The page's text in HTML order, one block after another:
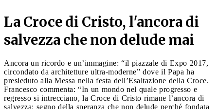
La Croce di Cristo, l'ancora di
salvezza che non delude mai
Ancora un ricordo e un’immagine: “il piazzale di Expo 2017,
circondato da architetture ultra-moderne” dove il Papa ha
presieduto alla Messa nella festa dell’Esaltazione della Croce.
Francesco commenta: “In un mondo nel quale progresso e
regresso si intrecciano, la Croce di Cristo rimane l’ancora di
salvezza: segno della speranza che non delude perché fondata